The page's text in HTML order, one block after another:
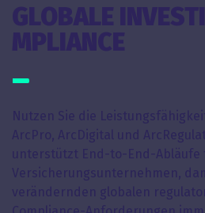
GLOBALE
MPLIANCE
Nutzen Sie die
ArcPro, ArcDigital und
unterstützt End-to-End-Abläufe
Versicherungsunternehmen,
verändernden globalen